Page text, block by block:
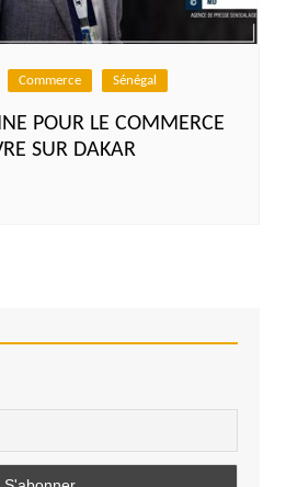
Commerce Sénégal
POUR LE COMMERCE
SUR DAKAR